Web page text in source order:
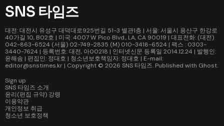
SNS 타임즈
대전: 대전시 유성구 대덕대로925번길 51-3 별관1층 | 서울: 서울시 용산구 한강로
40가길 10, B02호 | 미국: 4007 W Pico Blvd., LA, CA 90019 | 대표전화: (대전)
042-863-6524 (서울) 02-749-2835 (M) 010-3418-6524 | 팩스 : 0303-
3440-7624 | 등록번호: 대전, 아00218 | 인터넷신문 등록일 2014.12.24 | 발행인:
윤해솜 | 편집인: 정대호 | 청소년보호책임자: 정대호 | E-mail:
editor@snstimes.kr | Copyright © 2026 SNS 타임즈. Published with Ghost.
Sign up
SNS 타임즈 소개
윤리(편집 규약) 강령
이용약관
개인정보 취급
청소년 보호정책